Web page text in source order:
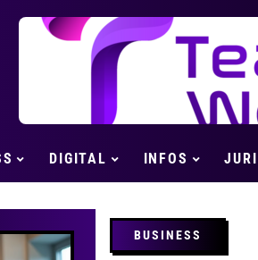
DIGITAL INFOS
BUSINESS